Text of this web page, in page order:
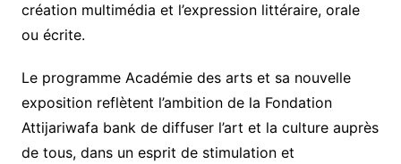
création multimédia et l’expression littéraire, orale
ou écrite.
Le programme Académie des arts et sa nouvelle
exposition reflètent l’ambition de la Fondation
Attijariwafa bank de diffuser l’art et la culture auprès
de tous, dans un esprit de stimulation et